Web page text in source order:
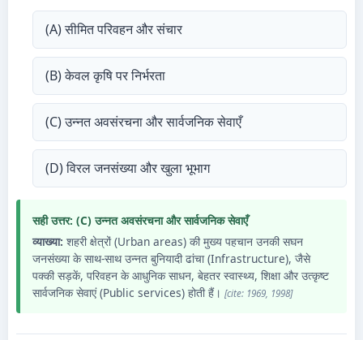
(A) सीमित परिवहन और संचार
(B) केवल कृषि पर निर्भरता
(C) उन्नत अवसंरचना और सार्वजनिक सेवाएँ
(D) विरल जनसंख्या और खुला भूभाग
सही उत्तर: (C) उन्नत अवसंरचना और सार्वजनिक सेवाएँ
व्याख्या: शहरी क्षेत्रों (Urban areas) की मुख्य पहचान उनकी सघन
जनसंख्या के साथ-साथ उन्नत बुनियादी ढांचा (Infrastructure), जैसे
पक्की सड़कें, परिवहन के आधुनिक साधन, बेहतर स्वास्थ्य, शिक्षा और उत्कृष्ट
सार्वजनिक सेवाएं (Public services) होती हैं। [cite: 1969, 1998]